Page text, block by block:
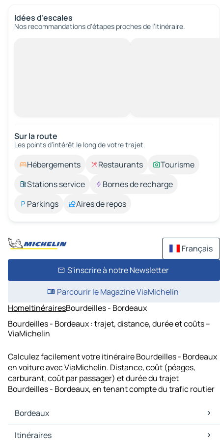
Idées d’escales
Nos recommandations d'étapes proches de l’itinéraire.
Sur la route
Les points d’intérêt le long de votre trajet.
Hébergements Restaurants
Tourisme
Stations service
Bornes de recharge
Parkings
Aires de repos
Français
S'inscrire à notre Newsletter
Parcourir le Magazine ViaMichelin
HomeItinérairesBourdeilles - Bordeaux
Bourdeilles - Bordeaux : trajet, distance, durée et coûts –
ViaMichelin
Calculez facilement votre itinéraire Bourdeilles - Bordeaux
en voiture avec ViaMichelin. Distance, coût (péages,
carburant, coût par passager) et durée du trajet
Bourdeilles - Bordeaux, en tenant compte du trafic routier
Bordeaux
Bordeaux Cartes et plans
Itinéraires